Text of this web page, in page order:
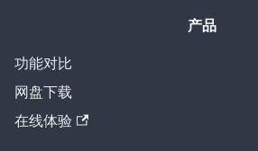
产品
功能对比
网盘下载
在线体验